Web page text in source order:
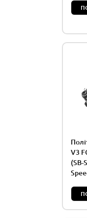
V3
(SB-